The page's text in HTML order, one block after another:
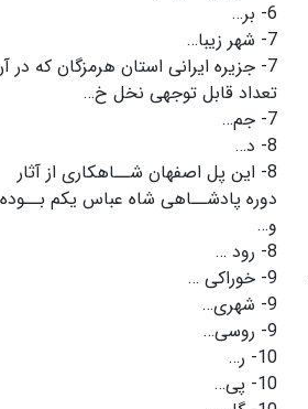
6- بر…
7- شهر زیبا…
7- جزیره ایرانى استان هرمزگان که در
تعداد قابل توجهى نخل خ…
7- جم…
8- د…
8- این پل اصفهان شــاهکارى از آثار
دوره پادشــاهى شاه عباس یکم بــوده
و…
8- رود …
9- خوراکی …
9- شهری…
9- روسی…
10- ر…
10- پی…